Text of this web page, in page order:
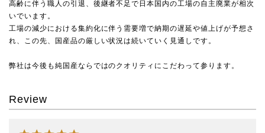
高齢に伴う職人の引退、後継者不足で日本国内の工場の自主廃業が相次
いでいます。
工場の減少における集約化に伴う需要増で納期の遅延や値上げが予想さ
れ、この先、国産品の厳しい状況は続いていく見通しです。
弊社は今後も純国産ならではのクオリティにこだわって参ります。
Review